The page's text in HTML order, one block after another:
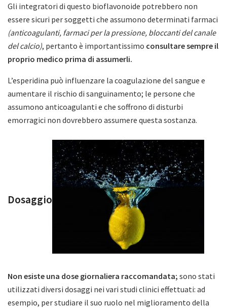
Gli integratori di questo bioflavonoide potrebbero non
essere sicuri per soggetti che assumono determinati farmaci
(anticoagulanti, farmaci per la pressione, bloccanti del canale
del calcio), pertanto è importantissimo consultare sempre il
proprio medico prima di assumerli.
L’esperidina può influenzare la coagulazione del sangue e
aumentare il rischio di sanguinamento; le persone che
assumono anticoagulanti e che soffrono di disturbi
emorragici non dovrebbero assumere questa sostanza.
Dosaggio
Non esiste una dose giornaliera raccomandata; sono stati
utilizzati diversi dosaggi nei vari studi clinici effettuati: ad
esempio, per studiare il suo ruolo nel miglioramento della